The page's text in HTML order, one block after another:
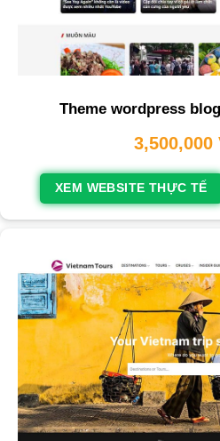
Theme wordpress
3,500,000
XEM WEBSITE THỰC TẾ